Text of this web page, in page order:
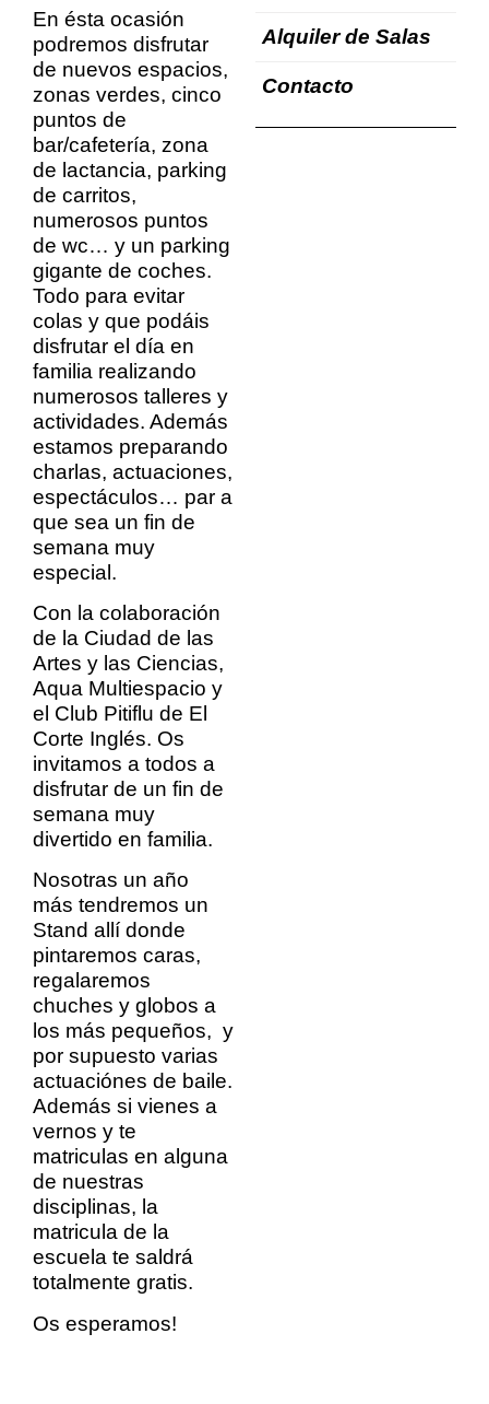
En ésta ocasión
podremos disfrutar
de nuevos espacios,
zonas verdes, cinco
puntos de
bar/cafetería, zona
de lactancia, parking
de carritos,
numerosos puntos
de wc… y un parking
gigante de coches.
Todo para evitar
colas y que podáis
disfrutar el día en
familia realizando
numerosos talleres y
actividades. Además
estamos preparando
charlas, actuaciones,
espectáculos… par a
que sea un fin de
semana muy
especial.
Con la colaboración
de la Ciudad de las
Artes y las Ciencias,
Aqua Multiespacio y
el Club Pitiflu de El
Corte Inglés. Os
invitamos a todos a
disfrutar de un fin de
semana muy
divertido en familia.
Nosotras un año
más tendremos un
Stand allí donde
pintaremos caras,
regalaremos
chuches y globos a
los más pequeños, y
por supuesto varias
actuaciónes de baile.
Además si vienes a
vernos y te
matriculas en alguna
de nuestras
disciplinas, la
matricula de la
escuela te saldrá
totalmente gratis.
Os esperamos!
Alquiler de Salas
Contacto